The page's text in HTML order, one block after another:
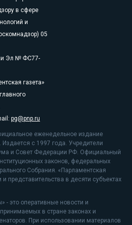
в сфере
и
05
Эл № ФС77-
газета»
pg@pnp.ru
еженедельное издание
с 1997 года. Учредители
и Совет Федерации РФ. Официальный
законов, федеральных
Собрания. «Парламентская
и представительства в десяти субъектах
- это оперативные новости и
в стране законах и
При использовании материалов